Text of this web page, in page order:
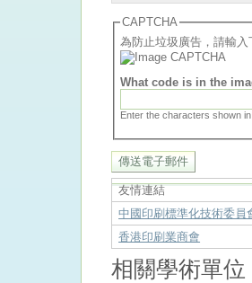
CAPTCHA
為防止垃圾廣告，請輸
What code is in the
Enter the characters shown
友情連結
中國印刷標準化技術委員
香港印刷業商會
相關學術單位